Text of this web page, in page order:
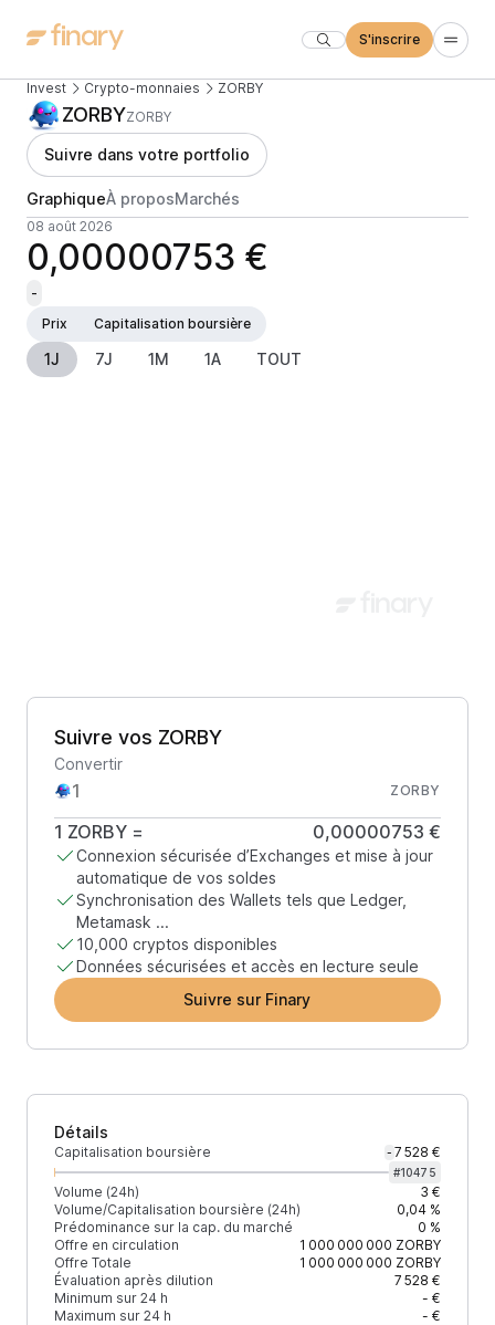
S'inscrire
Invest Crypto-monnaies ZORBY
ZORBYZORBY
Suivre dans votre portfolio
GraphiqueÀ proposMarchés
08 août 2026
0,00000753 €
-
Prix
Capitalisation boursière
1J 7J 1M 1A TOUT
Suivre vos ZORBY
Convertir
ZORBY
1 ZORBY = 0,00000753 €
Connexion sécurisée d’Exchanges et mise à jour
automatique de vos soldes
Synchronisation des Wallets tels que Ledger,
Metamask ...
10,000 cryptos disponibles
Données sécurisées et accès en lecture seule
Suivre sur Finary
Détails
Capitalisation boursière - 7 528 €
#10475
Volume (24h)
3 €
Volume/Capitalisation boursière (24h)
0,04 %
Prédominance sur la cap. du marché
0 %
Offre en circulation
1 000 000 000 ZORBY
Offre Totale
1 000 000 000 ZORBY
Évaluation après dilution
7 528 €
Minimum sur 24 h
- €
Maximum sur 24 h
- €